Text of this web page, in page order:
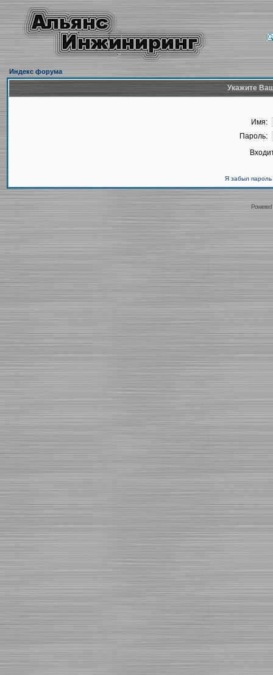
Индекс форума
Укажите
Имя:
Пароль:
Я забыл пароль